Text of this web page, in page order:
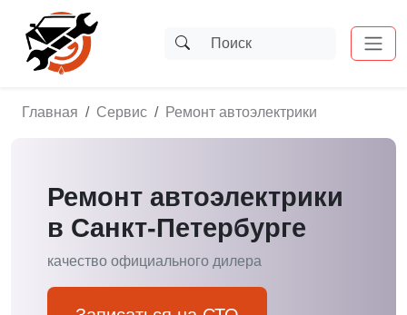
Главная Сервис Ремонт автоэлектрики
Ремонт автоэлектрики
в Санкт-Петербурге
качество официального дилера